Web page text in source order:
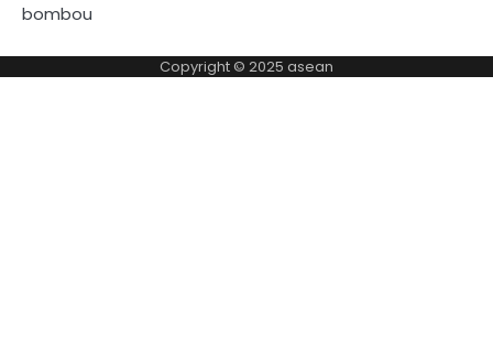
bombou
Copyright © 2025 asean